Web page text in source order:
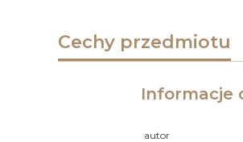
Cechy przedmiotu
Informacje
autor